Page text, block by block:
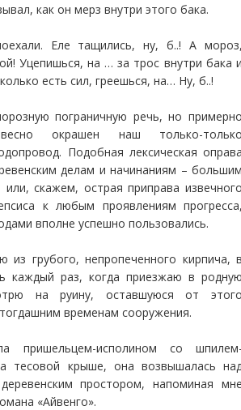
как он мерз внутри этого бака.
Еле тащились, ну, б..! А
Уцепишься, на … за трос внутри бака
есть сил, греешься, на… Ну, б..!
пограничную речь, но
окрашен наш только-
Подобная лексическая
делам и начинаниям –
скажем, острая приправа
к любым проявлениям
вполне успешно пользовались.
из грубого, непропеченного кирпича,
каждый раз, когда приезжаю в
на руину, оставшуюся от
временам сооружения.
пришельцем-исполином со
тесовой крыше, она возвышалась
простором, напоминая
«Айвенго».